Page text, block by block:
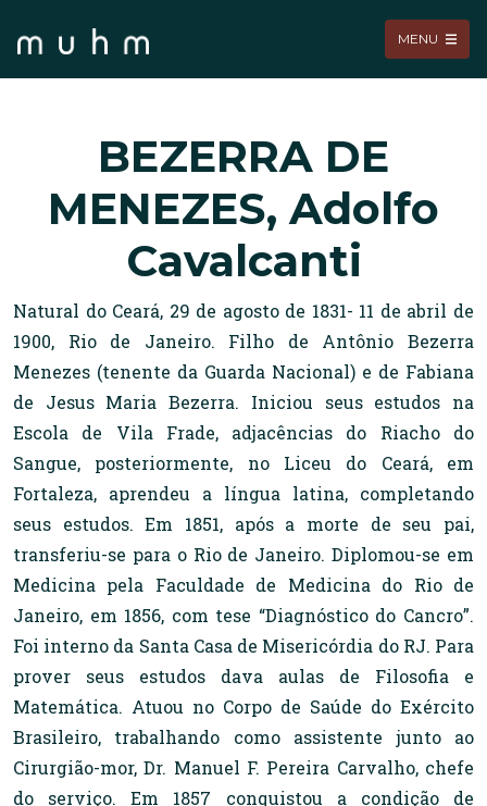
MENU
BEZERRA DE
MENEZES, Adolfo
Cavalcanti
Natural do Ceará, 29 de agosto de 1831- 11 de abril de
1900, Rio de Janeiro. Filho de Antônio Bezerra
Menezes (tenente da Guarda Nacional) e de Fabiana
de Jesus Maria Bezerra. Iniciou seus estudos na
Escola de Vila Frade, adjacências do Riacho do
Sangue, posteriormente, no Liceu do Ceará, em
Fortaleza, aprendeu a língua latina, completando
seus estudos. Em 1851, após a morte de seu pai,
transferiu-se para o Rio de Janeiro. Diplomou-se em
Medicina pela Faculdade de Medicina do Rio de
Janeiro, em 1856, com tese “Diagnóstico do Cancro”.
Foi interno da Santa Casa de Misericórdia do RJ. Para
prover seus estudos dava aulas de Filosofia e
Matemática. Atuou no Corpo de Saúde do Exército
Brasileiro, trabalhando como assistente junto ao
Cirurgião-mor, Dr. Manuel F. Pereira Carvalho, chefe
do serviço. Em 1857 conquistou a condição de